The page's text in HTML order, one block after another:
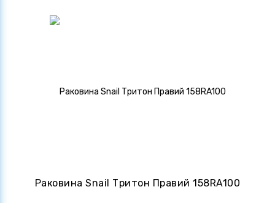
Раковина Snail Тритон Правий 158RA100